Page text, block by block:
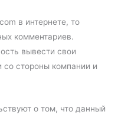
в интернете, то
комментариев.
вывести свои
со стороны компании и
о том, что данный